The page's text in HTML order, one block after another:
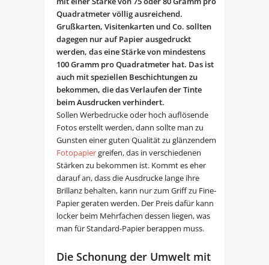
Quadratmeter völlig ausreichend.
Grußkarten, Visitenkarten und Co. sollten
dagegen nur auf Papier ausgedruckt
werden, das eine Stärke von mindestens
100 Gramm pro Quadratmeter hat. Das ist
auch mit speziellen Beschichtungen zu
bekommen, die das Verlaufen der Tinte
beim Ausdrucken verhindert.
Sollen Werbedrucke oder hoch auflösende
Fotos erstellt werden, dann sollte man zu
Gunsten einer guten Qualität zu glänzendem
Fotopapiergreifen, das in verschiedenen
Stärken zu bekommen ist. Kommt es eher
darauf an, dass die Ausdrucke lange ihre
Brillanz behalten, kann nur zum Griff zu Fine-
Papier geraten werden. Der Preis dafür kann
locker beim Mehrfachen dessen liegen, was
man für Standard-Papier berappen muss.
Die Schonung der Umwelt mit